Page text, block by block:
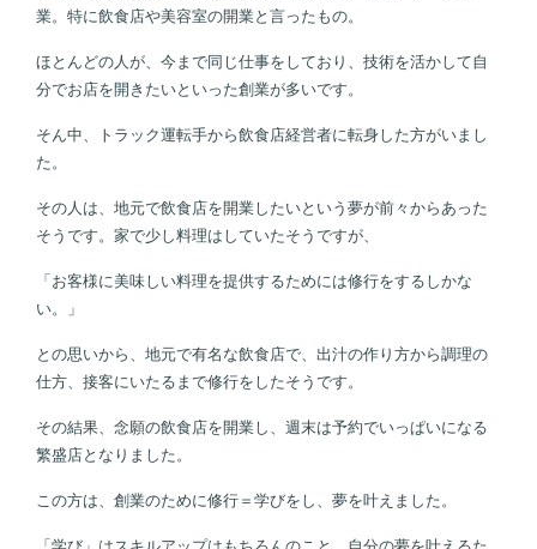
業。特に飲食店や美容室の開業と言ったもの。
ほとんどの人が、今まで同じ仕事をしており、技術を活かして自
分でお店を開きたいといった創業が多いです。
そん中、トラック運転手から飲食店経営者に転身した方がいまし
た。
その人は、地元で飲食店を開業したいという夢が前々からあった
そうです。家で少し料理はしていたそうですが、
「お客様に美味しい料理を提供するためには修行をするしかな
い。」
との思いから、地元で有名な飲食店で、出汁の作り方から調理の
仕方、接客にいたるまで修行をしたそうです。
その結果、念願の飲食店を開業し、週末は予約でいっぱいになる
繁盛店となりました。
この方は、創業のために修行＝学びをし、夢を叶えました。